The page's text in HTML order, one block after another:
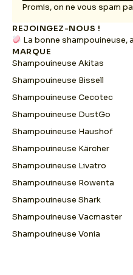
a
l
E
m
a
i
Promis, on ne vous spam
REJOINGEZ-NOUS !
La bonne shampouineuse,
MARQUE
Shampouineuse Akitas
Shampouineuse Bissell
Shampouineuse Cecotec
Shampouineuse DustGo
Shampouineuse Haushof
Shampouineuse Kärcher
Shampouineuse Livatro
Shampouineuse Rowenta
Shampouineuse Shark
Shampouineuse Vacmaster
Shampouineuse Vonia